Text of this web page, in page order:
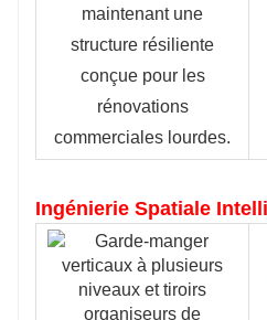
maintenant une
structure résiliente
conçue pour les
rénovations
commerciales lourdes.
Ingénierie Spatiale